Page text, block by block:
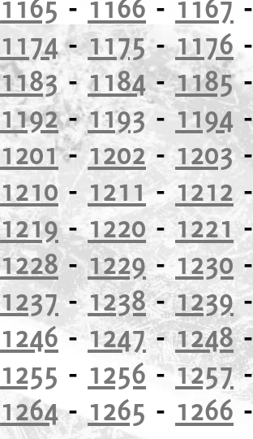
1174-1175-1176
1183-1184-1185
1192-1193-1194
1201-1202- 1203
1210 - 1211- 1212
1219-1220- 1221
1228-1229- 1230
1237- 1238-1239
1246-1247-1248
1255 - 1256 -1257
1264- 1265 - 1266